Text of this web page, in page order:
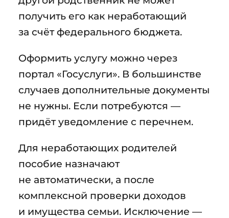
получить его как неработающий
за счёт федерального бюджета.
Оформить услугу можно через
портал «Госуслуги». В большинстве
случаев дополнительные документы
не нужны. Если потребуются —
придёт уведомление с перечнем.
Для неработающих родителей
пособие назначают
не автоматически, а после
комплексной проверки доходов
и имущества семьи. Исключение —